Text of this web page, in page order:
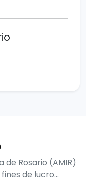
de Rosario (AMIR)
de lucro...